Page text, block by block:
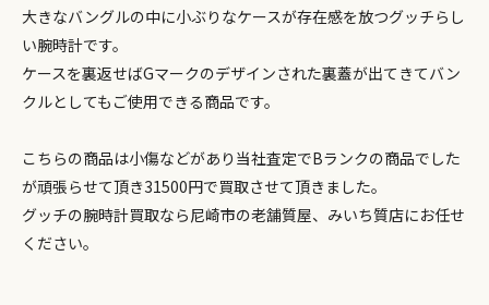
大きなバングルの中に小ぶりなケースが存在感を放つグッチらし
い腕時計です。
ケースを裏返せばGマークのデザインされた裏蓋が出てきてバン
クルとしてもご使用できる商品です。
こちらの商品は小傷などがあり当社査定でBランクの商品でした
が頑張らせて頂き31500円で買取させて頂きました。
グッチの腕時計買取なら尼崎市の老舗質屋、みいち質店にお任せ
ください。